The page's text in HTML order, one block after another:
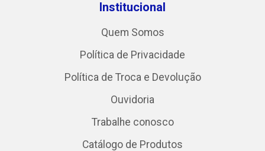
Institucional
Quem Somos
Política de Privacidade
Política de Troca e Devolução
Ouvidoria
Trabalhe conosco
Catálogo de Produtos